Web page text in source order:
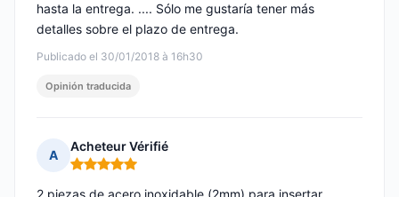
Publicado el 30/01/2018 à 16h30
hasta la entrega. .... Sólo me gustaría tener más
detalles sobre el plazo de entrega.
Opinión traducida
A
Acheteur Vérifié
Nota: 5 de 5